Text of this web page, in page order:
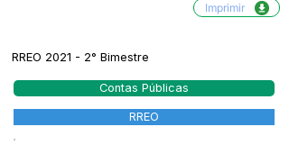
Imprimir
RREO 2021 - 2° Bimestre
Contas Públicas
RREO